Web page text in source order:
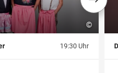
©
19:30 Uhr